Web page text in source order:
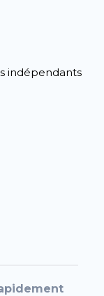
indépendants